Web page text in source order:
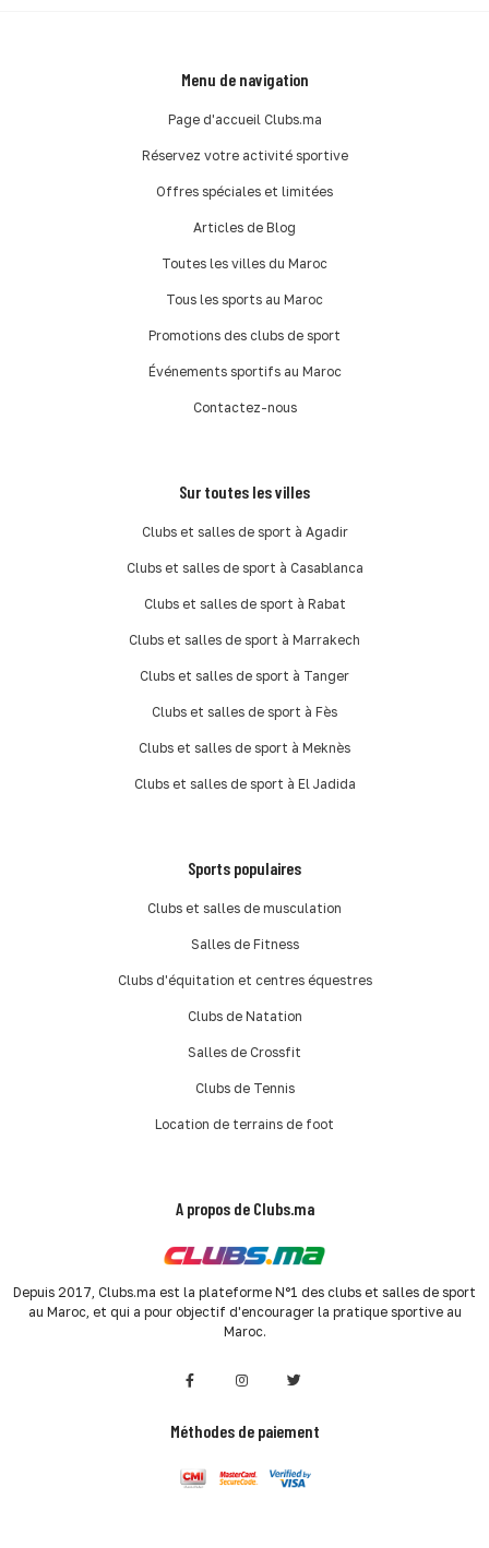
Menu de navigation
Page d'accueil Clubs.ma
Réservez votre activité sportive
Offres spéciales et limitées
Articles de Blog
Toutes les villes du Maroc
Tous les sports au Maroc
Promotions des clubs de sport
Événements sportifs au Maroc
Contactez-nous
Sur toutes les villes
Clubs et salles de sport à Agadir
Clubs et salles de sport à Casablanca
Clubs et salles de sport à Rabat
Clubs et salles de sport à Marrakech
Clubs et salles de sport à Tanger
Clubs et salles de sport à Fès
Clubs et salles de sport à Meknès
Clubs et salles de sport à El Jadida
Sports populaires
Clubs et salles de musculation
Salles de Fitness
Clubs d'équitation et centres équestres
Clubs de Natation
Salles de Crossfit
Clubs de Tennis
Location de terrains de foot
A propos de Clubs.ma
Depuis 2017, Clubs.ma est la plateforme N°1 des clubs et salles de sport
au Maroc, et qui a pour objectif d'encourager la pratique sportive au
Maroc.
Méthodes de paiement